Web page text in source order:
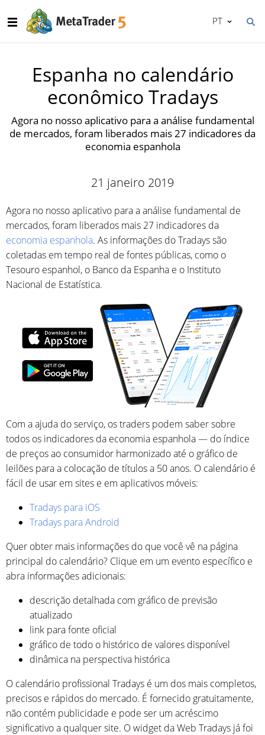
PT
Espanha no calendário
econômico Tradays
Agora no nosso aplicativo para a análise fundamental
de mercados, foram liberados mais 27 indicadores da
economia espanhola
21 janeiro 2019
Agora no nosso aplicativo para a análise fundamental de
mercados, foram liberados mais 27 indicadores da
economia espanhola. As informações do Tradays são
coletadas em tempo real de fontes públicas, como o
Tesouro espanhol, o Banco da Espanha e o Instituto
Nacional de Estatística.
Com a ajuda do serviço, os traders podem saber sobre
todos os indicadores da economia espanhola — do índice
de preços ao consumidor harmonizado até o gráfico de
leilões para a colocação de títulos a 50 anos. O calendário é
fácil de usar em sites e em aplicativos móveis:
Tradays para iOS
Tradays para Android
Quer obter mais informações do que você vê na página
principal do calendário? Clique em um evento específico e
abra informações adicionais:
descrição detalhada com gráfico de previsão
atualizado
link para fonte oficial
gráfico de todo o histórico de valores disponível
dinâmica na perspectiva histórica
O calendário profissional Tradays é um dos mais completos,
precisos e rápidos do mercado. É fornecido gratuitamente,
não contém publicidade e pode ser um acréscimo
significativo a qualquer site. O widget da Web Tradays já foi